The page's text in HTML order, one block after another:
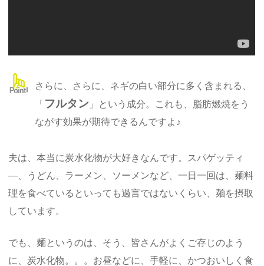
さらに、さらに、ネギの白い部分に多く含まれる、
「 フルタン 」という成分。これも、脂肪燃焼をう
ながす効果が期待できるんですよ♪
夫は、本当に炭水化物が大好きなんです。スパゲッティ
―、うどん、ラーメン、ソーメンなど、一日一回は、麺料
理を食べているといっても過言ではないくらい、麺を摂取
しています。
でも、麺というのは、そう、皆さんがよくご存じのよう
に、炭水化物。。。お昼などに、手軽に、かつおいしく食